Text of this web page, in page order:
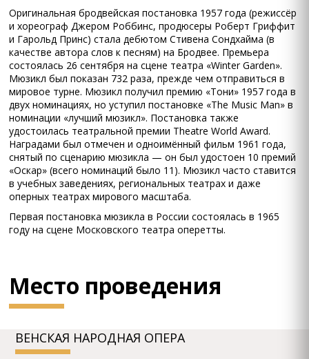
Оригинальная бродвейская постановка 1957 года (режиссёр
и хореограф Джером Роббинс, продюсеры Роберт Гриффит
и Гарольд Принс) стала дебютом Стивена Сондхайма (в
качестве автора слов к песням) на Бродвее. Премьера
состоялась 26 сентября на сцене театра «Winter Garden».
Мюзикл был показан 732 раза, прежде чем отправиться в
мировое турне. Мюзикл получил премию «Тони» 1957 года в
двух номинациях, но уступил постановке «The Music Man» в
номинации «лучший мюзикл». Постановка также
удостоилась театральной премии Theatre World Award.
Наградами был отмечен и одноимённый фильм 1961 года,
снятый по сценарию мюзикла — он был удостоен 10 премий
«Оскар» (всего номинаций было 11). Мюзикл часто ставится
в учебных заведениях, региональных театрах и даже
оперных театрах мирового масштаба.
Первая постановка мюзикла в России состоялась в 1965
году на сцене Московского театра оперетты.
Место проведения
BЕНСКАЯ НАPОДНАЯ ОПЕPА